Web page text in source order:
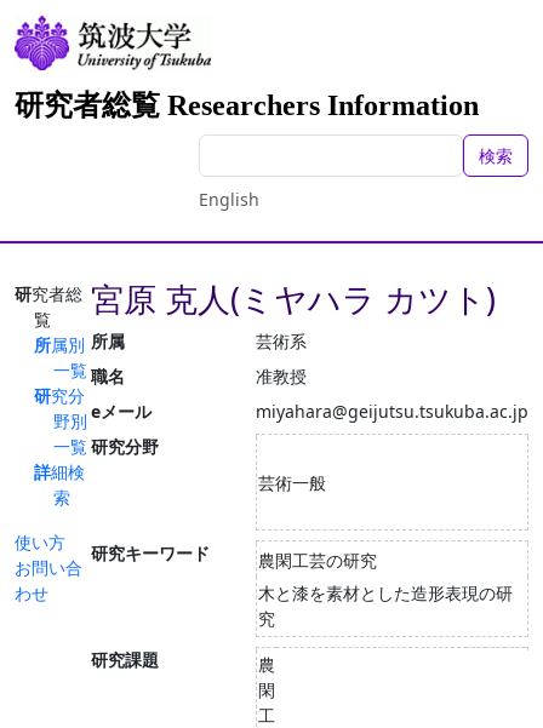
研究者総覧 Researchers Information
検索
English
研究者総
覧
所属別
一覧
研究分
野別
一覧
詳細検
索
使い方
お問い合
わせ
宮原 克人(ミヤハラ カツト)
所属
芸術系
職名
准教授
eメール
miyahara@geijutsu.tsukuba.ac.jp
研究分野
芸術一般
研究キーワード
農閑工芸の研究
木と漆を素材とした造形表現の研
究
研究課題
農
閑
工